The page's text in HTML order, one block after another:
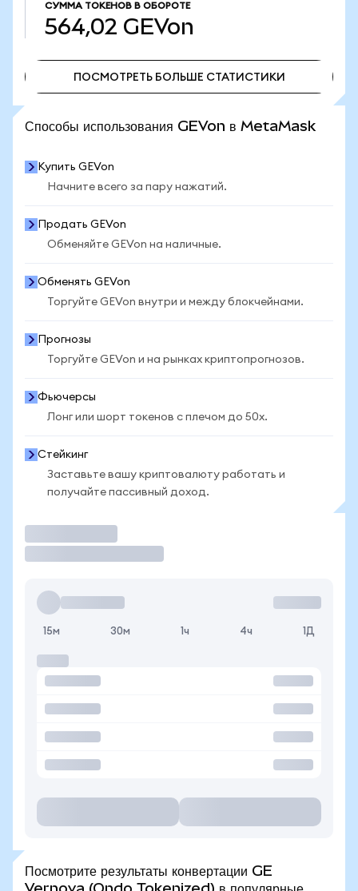
СУММА ТОКЕНОВ В ОБОРОТЕ
564,02 GEVon
ПОСМОТРЕТЬ БОЛЬШЕ СТАТИСТИКИ
Способы использования GEVon в MetaMask
Купить GEVon
Начните всего за пару нажатий.
Продать GEVon
Обменяйте GEVon на наличные.
Обменять GEVon
Торгуйте GEVon внутри и между блокчейнами.
Прогнозы
Торгуйте GEVon и на рынках криптопрогнозов.
Фьючерсы
Лонг или шорт токенов с плечом до 50x.
Стейкинг
Заставьте вашу криптовалюту работать и
получайте пассивный доход.
15м 30м 1ч 4ч 1Д
Посмотрите результаты конвертации GE